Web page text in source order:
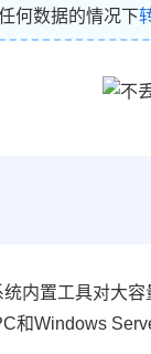
何数据的情况下
内置工具对大
和Windows